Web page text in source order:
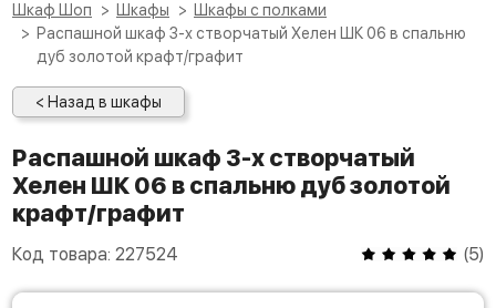
Шкаф Шоп Шкафы
Шкафы с полками
Распашной шкаф 3-х створчатый Хелен ШК 06 в спальню
дуб золотой крафт/графит
< Назад в шкафы
Распашной шкаф 3-х створчатый
Хелен ШК 06 в спальню дуб золотой
крафт/графит
Код товара: 227524 (5)